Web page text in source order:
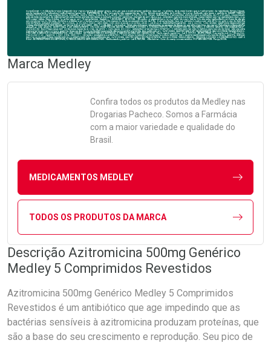
Marca Medley
Confira todos os produtos da Medleynas
Drogarias Pacheco. Somos a Farmácia
com a maior variedade e qualidade do
Brasil.
MEDICAMENTOS MEDLEY
TODOS OS PRODUTOS DA MARCA
Descrição Azitromicina 500mg Genérico
Medley 5 Comprimidos Revestidos
Azitromicina 500mg Genérico Medley 5 Comprimidos
Revestidos é um antibiótico que age impedindo que as
bactérias sensíveis à azitromicina produzam proteínas, que
são a base do seu crescimento e reprodução. Seu pico de